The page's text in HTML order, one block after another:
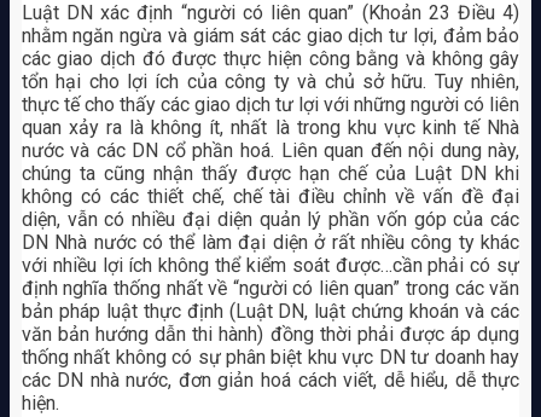
Luật DN xác định “người có liên quan” (Khoản 23 Điều 4)
nhằm ngăn ngừa và giám sát các giao dịch tư lợi, đảm bảo
các giao dịch đó được thực hiện công bằng và không gây
tổn hại cho lợi ích của công ty và chủ sở hữu. Tuy nhiên,
thực tế cho thấy các giao dịch tư lợi với những người có liên
quan xảy ra là không ít, nhất là trong khu vực kinh tế Nhà
nước và các DN cổ phần hoá. Liên quan đến nội dung này,
chúng ta cũng nhận thấy được hạn chế của Luật DN khi
không có các thiết chế, chế tài điều chỉnh về vấn đề đại
diện, vẫn có nhiều đại diện quản lý phần vốn góp của các
DN Nhà nước có thể làm đại diện ở rất nhiều công ty khác
với nhiều lợi ích không thể kiểm soát được…cần phải có sự
định nghĩa thống nhất về “người có liên quan” trong các văn
bản pháp luật thực định (Luật DN, luật chứng khoán và các
văn bản hướng dẫn thi hành) đồng thời phải được áp dụng
thống nhất không có sự phân biệt khu vực DN tư doanh hay
các DN nhà nước, đơn giản hoá cách viết, dễ hiểu, dễ thực
hiện.